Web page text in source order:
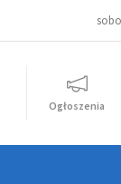
Ogłoszenia